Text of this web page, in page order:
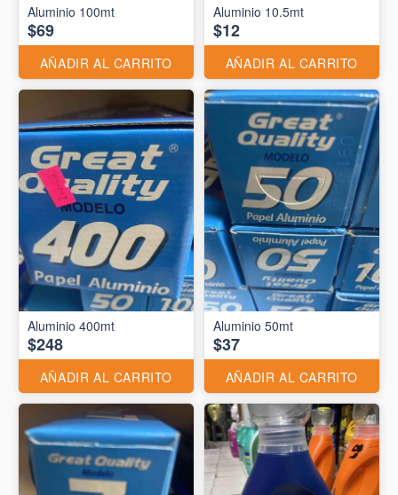
$69
AÑADIR AL CARRITO
Aluminio 10.5mt
$12
AÑADIR AL CARRITO
Aluminio 400mt
$248
AÑADIR AL CARRITO
Aluminio 50mt
$37
AÑADIR AL CARRITO